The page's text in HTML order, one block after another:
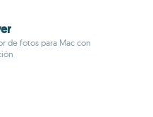
de fotos para Mac con